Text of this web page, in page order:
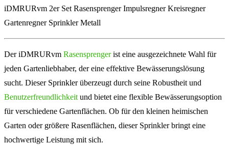
iDMRURvm 2er Set Rasensprenger Impulsregner Kreisregner
Gartenregner Sprinkler Metall
Der iDMRURvm Rasensprengerist eine ausgezeichnete Wahl für
jeden Gartenliebhaber, der eine effektive Bewässerungslösung
sucht. Dieser Sprinkler überzeugt durch seine Robustheit und
Benutzerfreundlichkeit und bietet eine flexible Bewässerungsoption
für verschiedene Gartenflächen. Ob für den kleinen heimischen
Garten oder größere Rasenflächen, dieser Sprinkler bringt eine
hochwertige Leistung mit sich.